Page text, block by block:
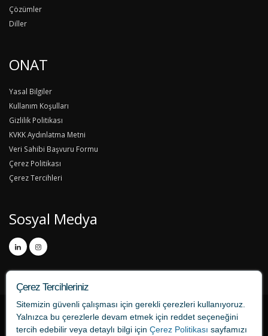
Çözümler
Diller
ONAT
Yasal Bilgiler
Kullanım Koşulları
Gizlilik Politikası
KVKK Aydınlatma Metni
Veri Sahibi Başvuru Formu
Çerez Politikası
Çerez Tercihleri
Sosyal Medya
Çerez Tercihleriniz
Sitemizin güvenli çalışması için gerekli çerezleri kullanıyoruz.
Yalnızca bu çerezlerle devam etmek için reddet seçeneğini
tercih edebilir veya detaylı bilgi için Çerez Politikası sayfamızı